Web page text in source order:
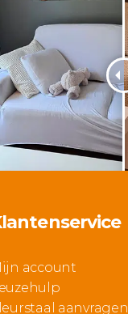
account
aanvragen